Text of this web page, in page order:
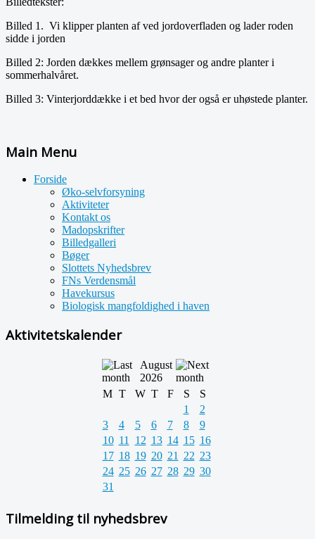
Billed 1. Vi klipper planten af ved jordoverfladen og lader roden
sidde i jorden
Billed 2: Jorden dækkes mellem grønsager og andre planter i
sommerhalvåret.
Billed 3: Vinterjorddække i et bed hvor der også er uhøstede planter.
Main Menu
Forside
Øko-selvforsyning
Aktiviteter
Kontakt os
Madopskrifter
Billedgalleri
Bøger
Slottets Nyhedsbrev
FNs Verdensmål
Havekursus
Biologisk mangfoldighed i haven
Aktivitetskalender
August
2026
M T W T F S
S
1
2
3
4 5 6 7 8
9
10 11 12 13 14 15 16
17 18 19 20 21 22 23
24 25 26 27 28 29 30
31
Tilmelding til nyhedsbrev